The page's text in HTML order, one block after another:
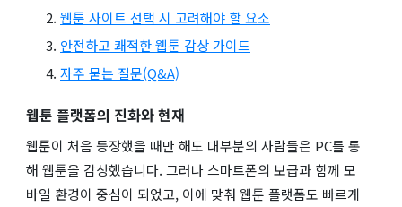
웹툰 사이트 선택 시 고려해야 할 요소
안전하고 쾌적한 웹툰 감상 가이드
자주 묻는 질문(Q&A)
웹툰 플랫폼의 진화와 현재
웹툰이 처음 등장했을 때만 해도 대부분의 사람들은 PC를 통
해 웹툰을 감상했습니다. 그러나 스마트폰의 보급과 함께 모
바일 환경이 중심이 되었고, 이에 맞춰 웹툰 플랫폼도 빠르게